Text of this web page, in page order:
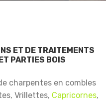
ET DE TRAITEMENTS
PARTIES BOIS
charpentes en combles
Vrillettes, Capricornes,